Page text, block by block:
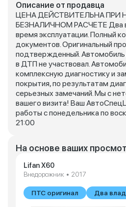
Описание от продавца
ЦЕНА ДЕЙСТВИТЕЛЬНА ПРИ
БЕЗНАЛИЧНОМ РАСЧЕТЕ Два
время эксплуатации. Полный
документов. Оригинальный
подтвержденный.
в ДТП не участвовал.
комплексную диагностику и
покрытия, по результатам
серьезных замечаний. Мы с
вашего визита! Ваш
работы с понедельника по
21:00
На основе ваших
Lifan X60
Внедорожник • 2017
ПТС оригинал Два